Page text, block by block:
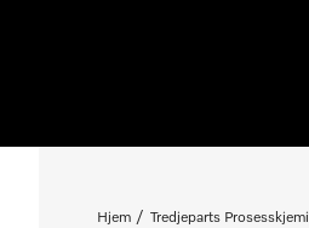
Hjem Tredjeparts Prosesskjemi